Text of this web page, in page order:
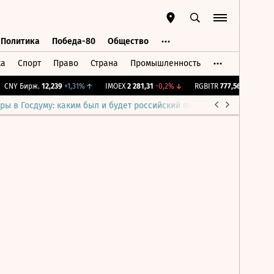
Политика Победа-80 Общество
Спорт Право Страна Промышленность
Бирж. 12,239 +1,31%↑ IMOEX 2 281,31 -0,2%↓ RGBITR 777,56 +0,25%
в Госдуму: каким был и будет российский парламент